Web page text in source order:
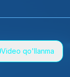
Video qo'llanma